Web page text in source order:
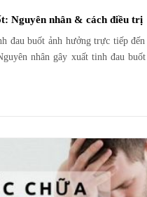
Nguyên nhân & cách điều trị
đau buốt ảnh hưởng trực tiếp
nhân gây xuất tinh đau